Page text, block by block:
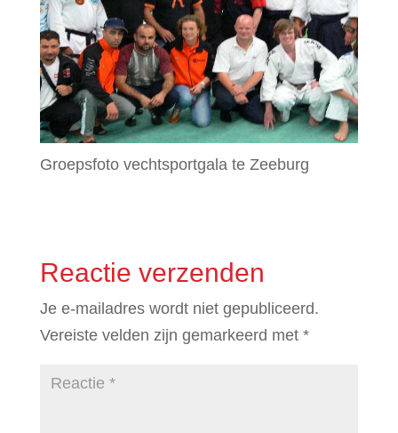
Groepsfoto vechtsportgala te Zeeburg
Reactie verzenden
Je e-mailadres wordt niet gepubliceerd.
Vereiste velden zijn gemarkeerd met *